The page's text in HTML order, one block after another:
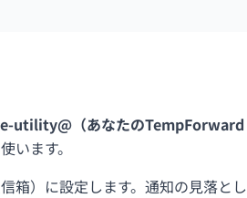
utility@（あなたのTempForward
います。
箱）に設定します。通知の見落とし